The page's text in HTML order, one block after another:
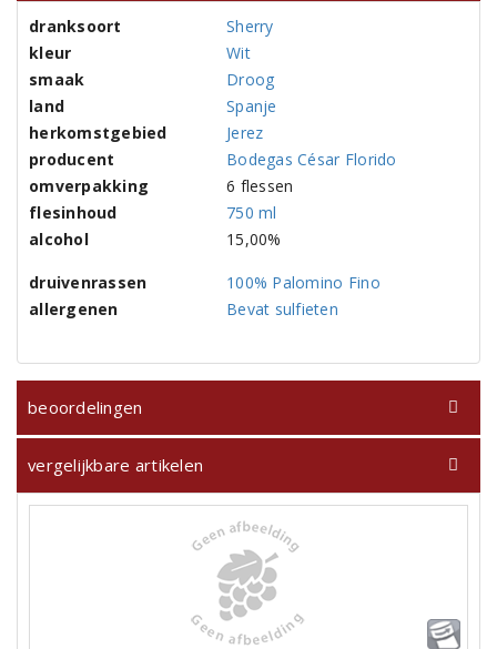
dranksoort
Sherry
kleur
Wit
smaak
Droog
land
Spanje
herkomstgebied
Jerez
producent
Bodegas César Florido
omverpakking
6 flessen
flesinhoud
750 ml
alcohol
15,00%
druivenrassen
100% Palomino Fino
allergenen
Bevat sulfieten
beoordelingen
vergelijkbare artikelen